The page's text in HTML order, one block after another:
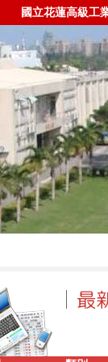
國立花蓮高級工